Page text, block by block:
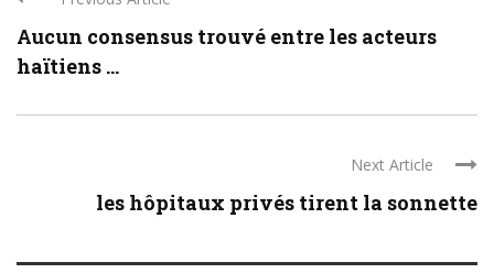
Aucun consensus trouvé entre les acteurs
haïtiens ...
Next Article
les hôpitaux privés tirent la sonnette